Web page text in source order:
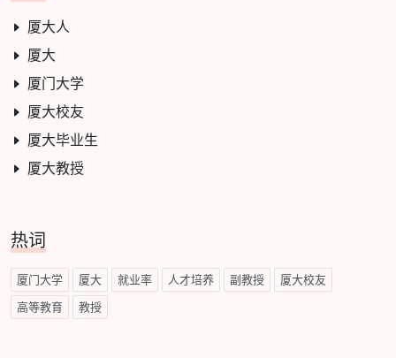
厦大人
厦大
厦门大学
厦大校友
厦大毕业生
厦大教授
热词
厦门大学 厦大 就业率 人才培养 副教授 厦大校友
高等教育 教授